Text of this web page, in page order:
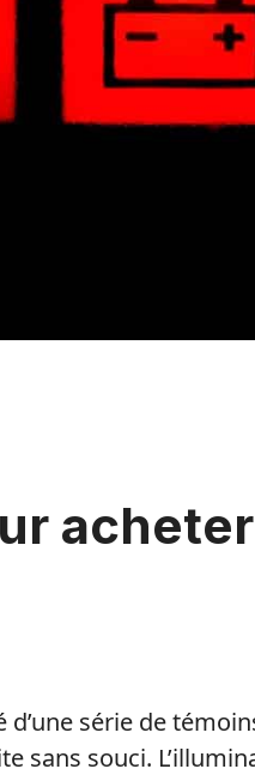
d’une série de
sans souci.